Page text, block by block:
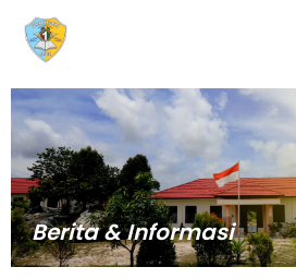
konten
Berita & Informasi